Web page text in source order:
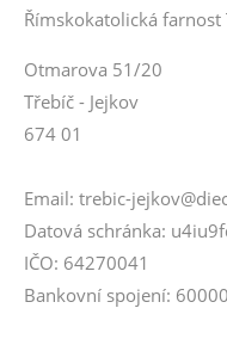
Římskokatolická farnost
Otmarova 51/20
Třebíč - Jejkov
674 01
Email: trebic-
Datová schránka:
IČO: 64270041
Bankovní spojení: